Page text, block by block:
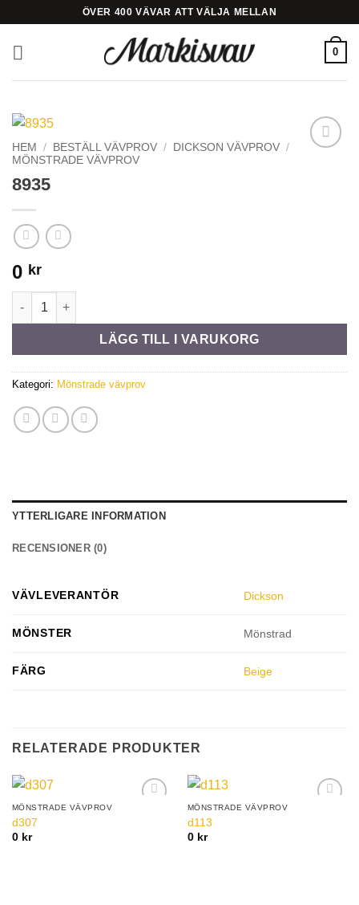
content
ÖVER 400 VÄVAR ATT VÄLJA MELLAN
0
HEM / BESTÄLL VÄVPROV / DICKSON VÄVPROV /
MÖNSTRADE VÄVPROV
8935
0 kr
8935 mängd
LÄGG TILL I VARUKORG
Kategori: Mönstrade vävprov
YTTERLIGARE INFORMATION
RECENSIONER (0)
VÄVLEVERANTÖR Dickson
MÖNSTER Mönstrad
FÄRG Beige
RELATERADE PRODUKTER
MÖNSTRADE VÄVPROV
d307
0 kr
MÖNSTRADE VÄVPROV
d113
0 kr